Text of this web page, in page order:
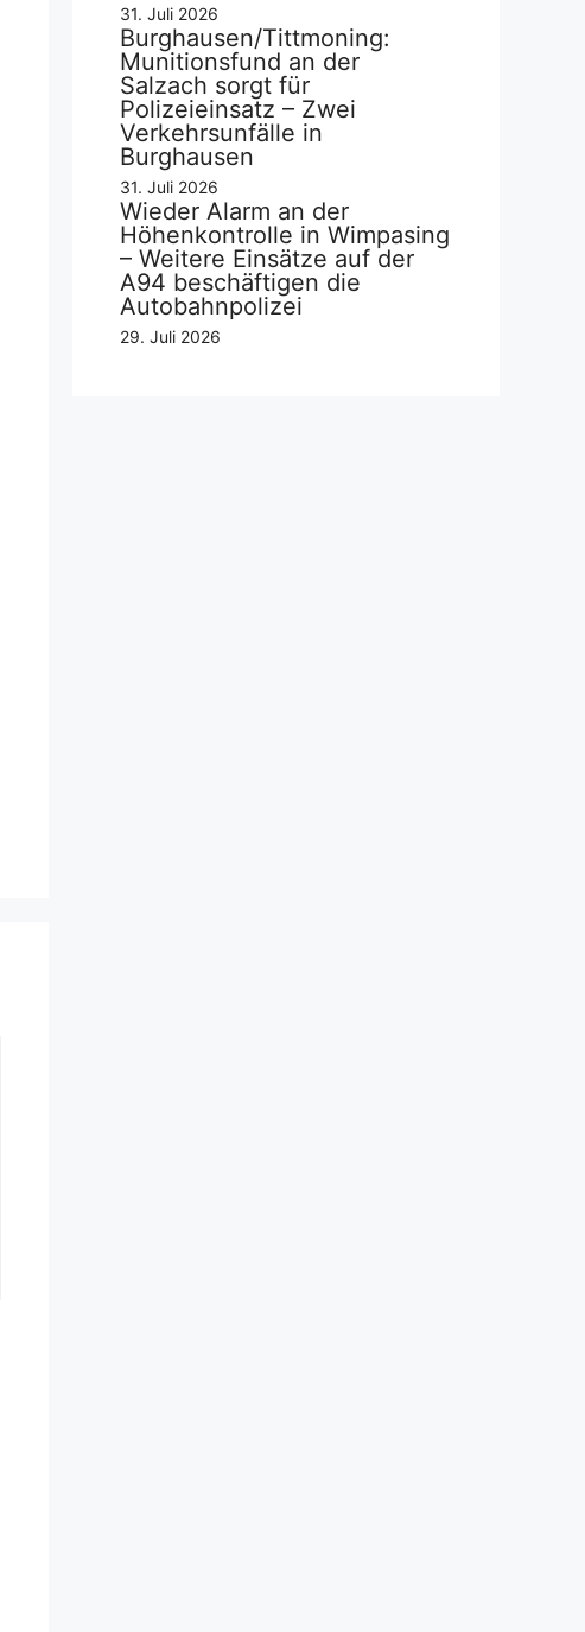
31. Juli 2026
Burghausen/Tittmoning:
Munitionsfund an der
Salzach sorgt für
Polizeieinsatz – Zwei
Verkehrsunfälle in
Burghausen
31. Juli 2026
Wieder Alarm an der
Höhenkontrolle in Wimpasing
– Weitere Einsätze auf der
A94 beschäftigen die
Autobahnpolizei
29. Juli 2026